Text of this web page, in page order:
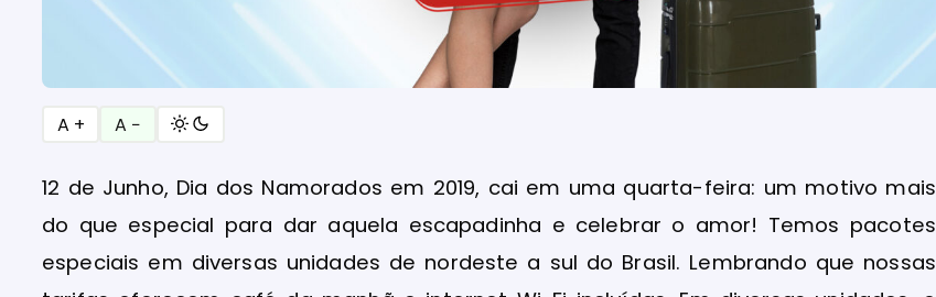
A + A −
12 de Junho, Dia dos Namorados em 2019, cai em uma quarta-feira: um motivo mais
do que especial para dar aquela escapadinha e celebrar o amor! Temos pacotes
especiais em diversas unidades de nordeste a sul do Brasil. Lembrando que nossas